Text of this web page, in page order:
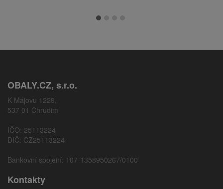
OBALY.CZ, s.r.o.
K Májovu 1229,
537 01 Chrudim
IČO: 25113224
DIČ: CZ25113224
Bankovní spojení: 107-1358950267/0100
Kontakty